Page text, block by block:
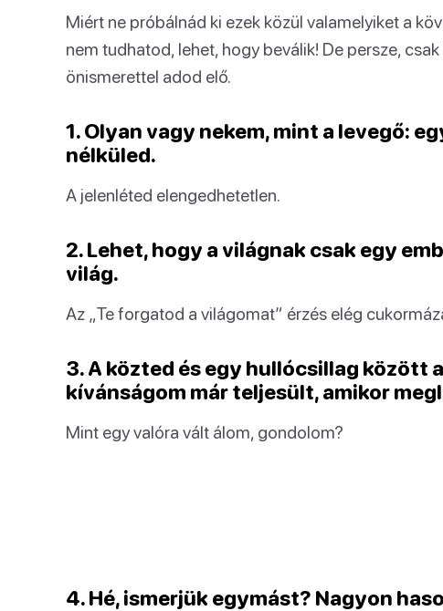
Miért ne próbálnád ki ezek közül valamelyiket a
nem tudhatod, lehet, hogy beválik! De persze,
önismerettel adod elő.
1. Olyan vagy nekem, mint a levegő:
nélküled.
A jelenléted elengedhetetlen.
2. Lehet, hogy a világnak csak egy
világ.
Az „Te forgatod a világomat” érzés elég
3. A közted és egy hullócsillag között
kívánságom már teljesült, amikor
Mint egy valóra vált álom, gondolom?
4. Hé, ismerjük egymást? Nagyon